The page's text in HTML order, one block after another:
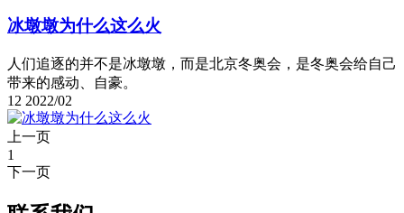
冰墩墩为什么这么火
人们追逐的并不是冰墩墩，而是北京冬奥会，是冬奥会给自己
带来的感动、自豪。
12 2022/02
上一页
1
下一页